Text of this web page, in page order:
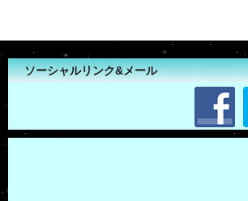
ソーシャルリンク&メール